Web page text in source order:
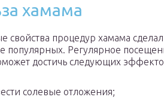
хамама
свойства процедур хамама
популярных. Регулярное
достичь следующих
солевые отложения;